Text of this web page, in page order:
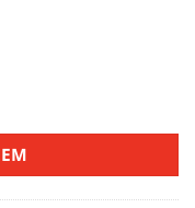
mm mennyiség